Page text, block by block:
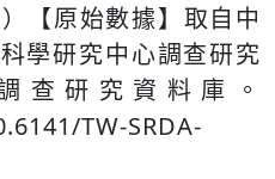
【原始數據】取自中
學研究中心調查研究
查研究資料庫。
TW-SRDA-